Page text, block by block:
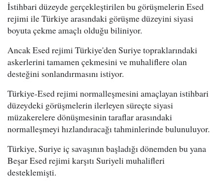
İstihbari düzeyde gerçekleştirilen bu görüşmelerin Esed
rejimi ile Türkiye arasındaki görüşme düzeyini siyasi
boyuta çekme amaçlı olduğu biliniyor.
Ancak Esed rejimi Türkiye'den Suriye topraklarındaki
askerlerini tamamen çekmesini ve muhaliflere olan
desteğini sonlandırmasını istiyor.
Türkiye-Esed rejimi normalleşmesini amaçlayan istihbari
düzeydeki görüşmelerin ilerleyen süreçte siyasi
müzakerelere dönüşmesinin taraflar arasındaki
normalleşmeyi hızlandıracağı tahminlerinde bulunuluyor.
Türkiye, Suriye iç savaşının başladığı dönemden bu yana
Beşar Esed rejimi karşıtı Suriyeli muhalifleri
desteklemişti.